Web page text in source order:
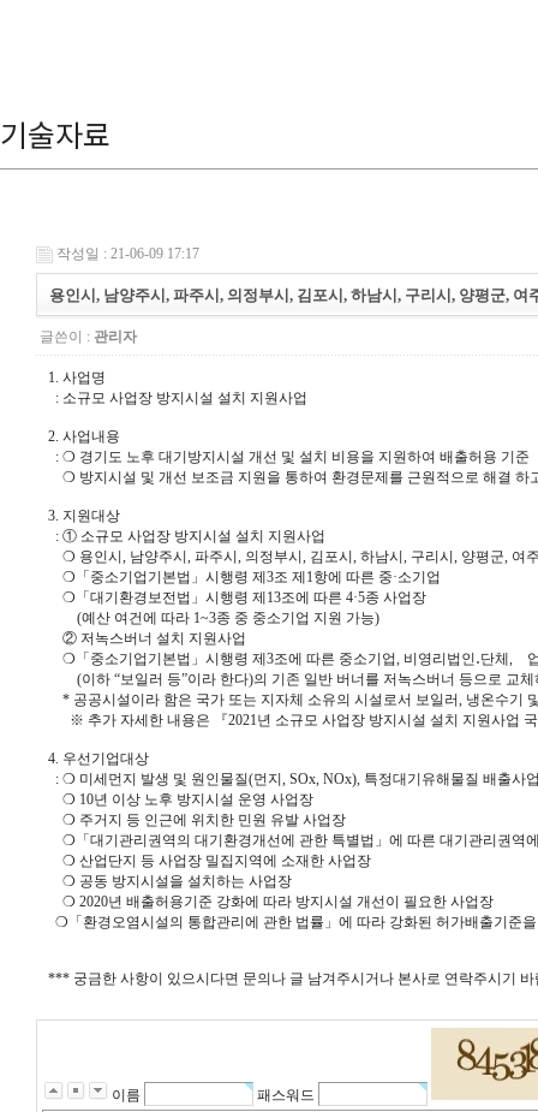
기술자료
작성일 : 21-06-09 17:17
용인시, 남양주시, 파주시, 의정부시, 김포시, 하남시, 구리시, 양평군,
글쓴이 : 관리자
1. 사업명
: 소규모 사업장 방지시설 설치 지원사업
2. 사업내용
: ❍ 경기도 노후 대기방지시설 개선 및 설치 비용을 지원하여 배출허용 기
❍ 방지시설 및 개선 보조금 지원을 통하여 환경문제를 근원적으로 해결 하
3. 지원대상
: ① 소규모 사업장 방지시설 설치 지원사업
❍ 용인시, 남양주시, 파주시, 의정부시, 김포시, 하남시, 구리시, 양평군, 여
❍「중소기업기본법」시행령 제3조 제1항에 따른 중·소기업
❍「대기환경보전법」시행령 제13조에 따른 4·5종 사업장
(예산 여건에 따라 1~3종 중 중소기업 지원 가능)
② 저녹스버너 설치 지원사업
❍「중소기업기본법」시행령 제3조에 따른 중소기업, 비영리법인․단체,
(이하 “보일러 등”이라 한다)의 기존 일반 버너를 저녹스버너 등으로 교
* 공공시설이라 함은 국가 또는 지자체 소유의 시설로서 보일러, 냉온수기
※ 추가 자세한 내용은 『2021년 소규모 사업장 방지시설 설치 지원사업
4. 우선기업대상
: ❍ 미세먼지 발생 및 원인물질(먼지, SOx, NOx), 특정대기유해물질 배출사
❍ 10년 이상 노후 방지시설 운영 사업장
❍ 주거지 등 인근에 위치한 민원 유발 사업장
❍「대기관리권역의 대기환경개선에 관한 특별법」에 따른 대기관리권역
❍ 산업단지 등 사업장 밀집지역에 소재한 사업장
❍ 공동 방지시설을 설치하는 사업장
❍ 2020년 배출허용기준 강화에 따라 방지시설 개선이 필요한 사업장
❍「환경오염시설의 통합관리에 관한 법률」에 따라 강화된 허가배출기준
*** 궁금한 사항이 있으시다면 문의나 글 남겨주시거나 본사로 연락주시기
이름 패스워드